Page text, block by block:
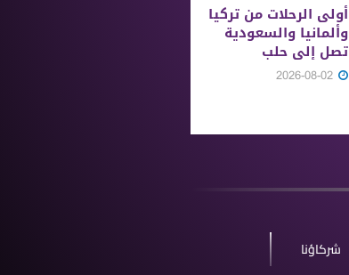
أولى الرحلات من ‏تركيا
وألمانيا والسعودية
تصل إلى حلب
شركاؤنا